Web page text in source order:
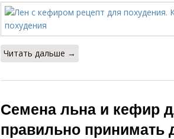
Читать дальше →
Семена льна и кефир
правильно принимать